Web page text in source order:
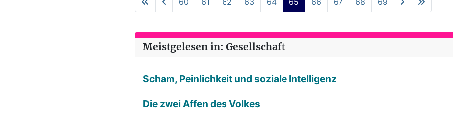
Meistgelesen in: Gesellschaft
Scham, Peinlichkeit und soziale Intelligenz
Die zwei Affen des Volkes